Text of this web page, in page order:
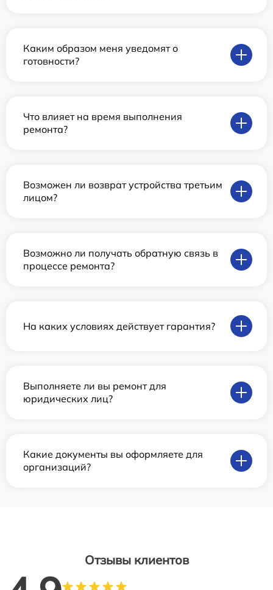
Каким образом меня уведомят о
готовности?
Что влияет на время выполнения
ремонта?
Возможен ли возврат устройства третьим
лицом?
Возможно ли получать обратную связь в
процессе ремонта?
На каких условиях действует гарантия?
Выполняете ли вы ремонт для
юридических лиц?
Какие документы вы оформляете для
организаций?
Отзывы клиентов